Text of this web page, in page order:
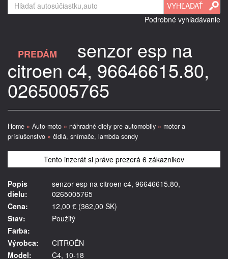
Podrobné vyhľadávanie
PREDÁM senzor esp na
citroen c4, 96646615.80,
0265005765
Home » Auto-moto » náhradné diely pre automobily » motor a
príslušenstvo » čidlá, snímače, lambda sondy
Tento inzerát si práve prezerá 6 zákaznikov
Popis
dielu:
senzor esp na citroen c4, 96646615.80,
0265005765
Cena:
12,00 € (362,00 SK)
Stav:
Použitý
Farba:
Výrobca:
CITROËN
Model:
C4, 10-18